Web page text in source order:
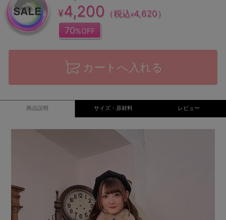
¥4,200 （税込¥4,620 ）
70%OFF
カートへ入れる
商品説明 サイズ・原材料 レビュー